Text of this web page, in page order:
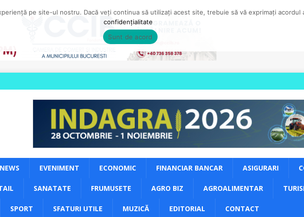
EVENIMENT ECONOMIC FINANCIAR BANCAR ASIGURARI
SANATATE FRUMUSETE AGRO BIZ AGROALIMENTAR
SPORT SFATURI UTILE MUZICĂ EDITORIAL CONTACT
pe site-ul nostru. Dacă veți continua să utilizați acest site, trebuie să vă exprimați acordul
confidențialitate
Sunt de acord